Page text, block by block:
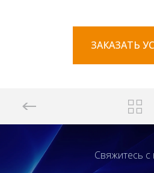
ЗАКАЗАТЬ
Свяжитесь с